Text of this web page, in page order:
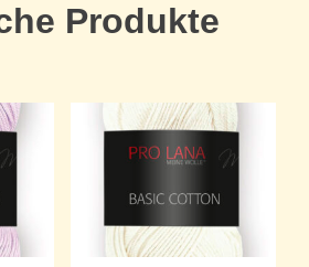
Produkte